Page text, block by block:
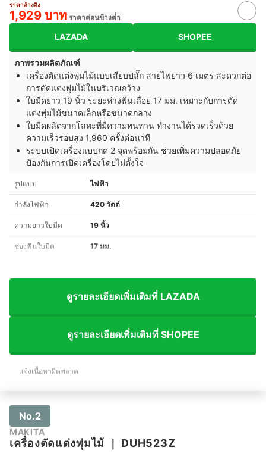
ราคาอ้างอิง
1,929 บาท ราคาค่อนข้างต่ำ
LAZADA SHOPEE
ภาพรวมผลิตภัณฑ์
เครื่องตัดแต่งพุ่มไม้แบบเสียบปลั๊ก สายไฟยาว 6 เมตร สะดวกต่อ
การตัดแต่งพุ่มไม้ในบริเวณกว้าง
ใบมีดยาว 19 นิ้ว ระยะห่างฟันเลื่อย 17 มม. เหมาะกับการตัด
แต่งพุ่มไม้ขนาดเล็กหรือขนาดกลาง
ใบมีดผลิตจากโลหะที่มีความทนทาน ทำงานได้รวดเร็วด้วย
ความเร็วรอบสูง 1,960 ครั้งต่อนาที
ระบบเปิดเครื่องแบบกด 2 จุดพร้อมกัน ช่วยเพิ่มความปลอดภัย
ป้องกันการเปิดเครื่องโดยไม่ตั้งใจ
รูปแบบ ไฟฟ้า
กำลังไฟฟ้า 420 วัตต์
ความยาวใบมีด 19 นิ้ว
ช่องฟันใบมีด 17 มม.
ดูรายละเอียดเพิ่มเติมที่ LAZADA
ดูรายละเอียดเพิ่มเติมที่ SHOPEE
แจ้งเนื้อหาผิดพลาด
No.2
MAKITA
เครื่องตัดแต่งพุ่มไม้ DUH523Z